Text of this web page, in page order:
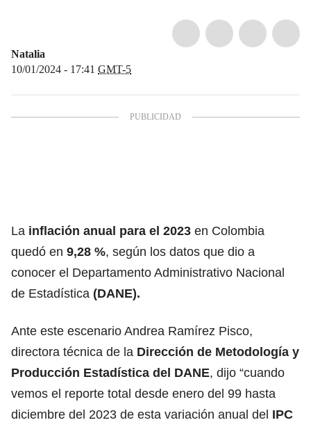
Natalia
10/01/2024 - 17:41 GMT-5
La inflación anual para el 2023 en Colombia
quedó en 9,28 %, según los datos que dio a
conocer el Departamento Administrativo Nacional
de Estadística (DANE).
Ante este escenario Andrea Ramírez Pisco,
directora técnica de la Dirección de Metodología y
Producción Estadística del DANE, dijo “cuando
vemos el reporte total desde enero del 99 hasta
diciembre del 2023 de esta variación anual del IPC